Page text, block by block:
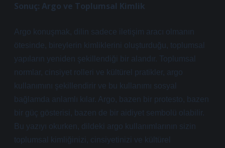
Sonuç: Argo ve Toplumsal Kimlik
Argo konuşmak, dilin sadece iletişim aracı olmanın
ötesinde, bireylerin kimliklerini oluşturduğu, toplumsal
yapıların yeniden şekillendiği bir alandır. Toplumsal
normlar, cinsiyet rolleri ve kültürel pratikler, argo
kullanımını şekillendirir ve bu kullanımı sosyal
bağlamda anlamlı kılar. Argo, bazen bir protesto, bazen
bir güç gösterisi, bazen de bir aidiyet sembolü olabilir.
Bu yazıyı okurken, dildeki argo kullanımlarının sizin
toplumsal kimliğinizi, cinsiyetinizi ve kültürel